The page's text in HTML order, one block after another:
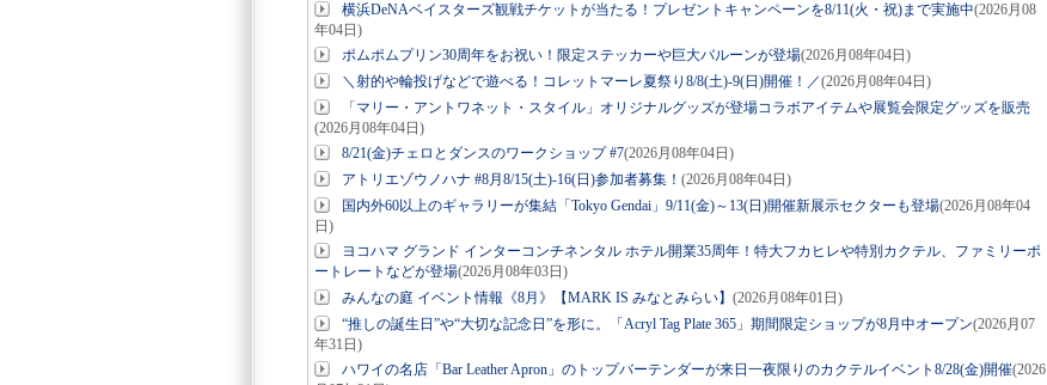
横浜DeNAベイスターズ観戦チケットが当たる！プレゼントキャンペーンを8/11(火・祝)まで実施中(2026月08
年04日)
ポムポムプリン30周年をお祝い！限定ステッカーや巨大バルーンが登場(2026月08年04日)
＼射的や輪投げなどで遊べる！コレットマーレ夏祭り8/8(土)-9(日)開催！／(2026月08年04日)
「マリー・アントワネット・スタイル」オリジナルグッズが登場コラボアイテムや展覧会限定グッズを販売
(2026月08年04日)
8/21(金)チェロとダンスのワークショップ #7(2026月08年04日)
アトリエゾウノハナ #8月8/15(土)-16(日)参加者募集！ (2026月08年04日)
国内外60以上のギャラリーが集結「Tokyo Gendai」9/11(金)～13(日)開催新展示セクターも登場(2026月08年04
日)
ヨコハマ グランド インターコンチネンタル ホテル開業35周年！特大フカヒレや特別カクテル、ファミリーポ
ートレートなどが登場(2026月08年03日)
みんなの庭 イベント情報《8月》【MARK IS みなとみらい】 (2026月08年01日)
“推しの誕生日”や“大切な記念日”を形に。「Acryl Tag Plate 365」期間限定ショップが8月中オープン(2026月07
年31日)
ハワイの名店「Bar Leather Apron」のトップバーテンダーが来日一夜限りのカクテルイベント8/28(金)開催(2026